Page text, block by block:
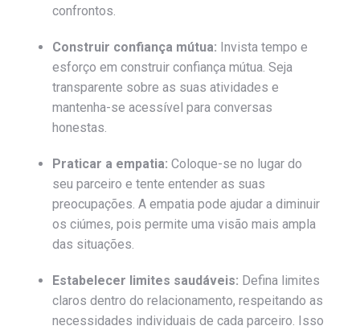
confrontos.
Construir confiança mútua: Invista tempo e
esforço em construir confiança mútua. Seja
transparente sobre as suas atividades e
mantenha-se acessível para conversas
honestas.
Praticar a empatia: Coloque-se no lugar do
seu parceiro e tente entender as suas
preocupações. A empatia pode ajudar a diminuir
os ciúmes, pois permite uma visão mais ampla
das situações.
Estabelecer limites saudáveis: Defina limites
claros dentro do relacionamento, respeitando as
necessidades individuais de cada parceiro. Isso